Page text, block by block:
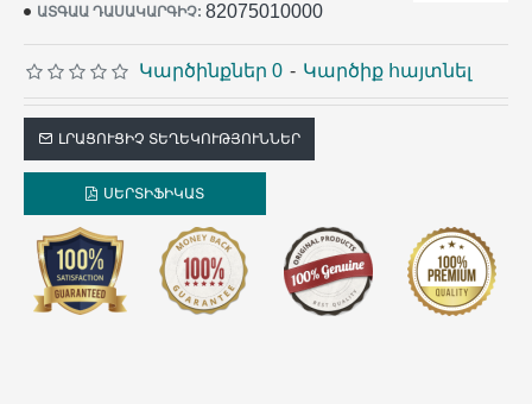
ԱՏԳԱԱ ԴԱՍԱԿԱՐԳԻՉ: 82075010000
Կարծինքներ 0 - Կարծիք հայտնել
ԼՐԱՑՈՒՑԻՉ ՏԵՂԵԿՈՒԹՅՈՒՆՆԵՐ
ՍԵՐՏԻՖԻԿԱՏ